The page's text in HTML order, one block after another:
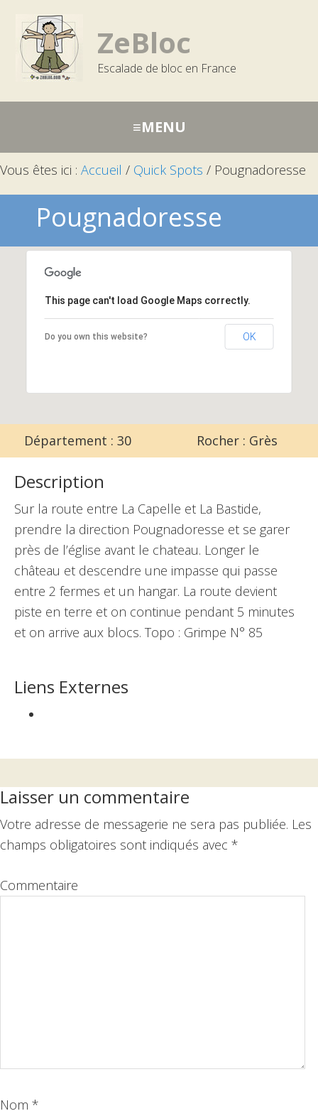
navigation
contenu
barre
ZeBloc
Escalade de bloc en France
Vous êtes ici : Accueil / Quick Spots / Pougnadoresse
Pougnadoresse
This page can't load Google Maps correctly.
Do you own this website? OK
Département : 30 Rocher : Grès
Description
Sur la route entre La Capelle et La Bastide,
prendre la direction Pougnadoresse et se garer
près de l’église avant le chateau. Longer le
château et descendre une impasse qui passe
entre 2 fermes et un hangar. La route devient
piste en terre et on continue pendant 5 minutes
et on arrive aux blocs. Topo : Grimpe N° 85
Liens Externes
Interactions
du
lecteur
Laisser un commentaire
Votre adresse de messagerie ne sera pas publiée. Les
champs obligatoires sont indiqués avec *
Commentaire
Nom *